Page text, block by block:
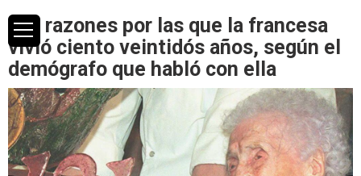
Las razones por las que la francesa
vivió ciento veintidós años, según el
demógrafo que habló con ella